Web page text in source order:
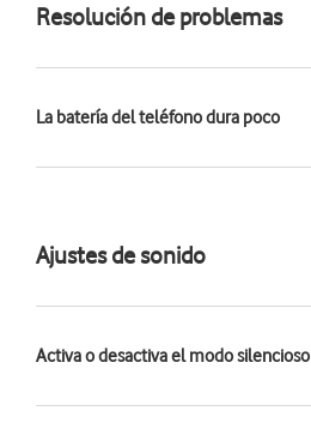
Resolución de problemas
La batería del teléfono dura poco
Ajustes de sonido
Activa o desactiva el modo silencioso